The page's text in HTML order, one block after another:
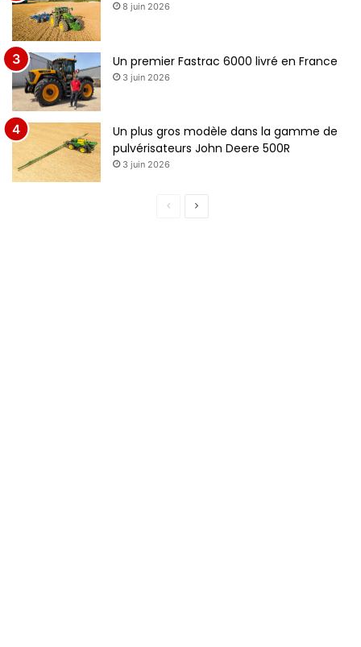
8 juin 2026
Un premier Fastrac 6000 livré en France
3 juin 2026
Un plus gros modèle dans la gamme de
pulvérisateurs John Deere 500R
3 juin 2026
Page
Page